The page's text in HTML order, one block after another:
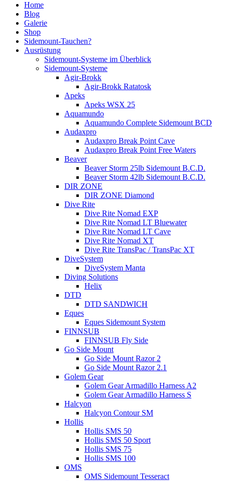
Home
Blog
Galerie
Shop
Sidemount-Tauchen?
Ausrüstung
Sidemount-Systeme im Überblick
Sidemount-Systeme
Agir-Brokk
Agir-Brokk Ratatosk
Apeks
Apeks WSX 25
Aquamundo
Aquamundo Complete Sidemount BCD
Audaxpro
Audaxpro Break Point Cave
Audaxpro Break Point Free Waters
Beaver
Beaver Storm 25lb Sidemount B.C.D.
Beaver Storm 42lb Sidemount B.C.D.
DIR ZONE
DIR ZONE Diamond
Dive Rite
Dive Rite Nomad EXP
Dive Rite Nomad LT Bluewater
Dive Rite Nomad LT Cave
Dive Rite Nomad XT
Dive Rite TransPac / TransPac XT
DiveSystem
DiveSystem Manta
Diving Solutions
Helix
DTD
DTD SANDWICH
Eques
Eques Sidemount System
FINNSUB
FINNSUB Fly Side
Go Side Mount
Go Side Mount Razor 2
Go Side Mount Razor 2.1
Golem Gear
Golem Gear Armadillo Harness A2
Golem Gear Armadillo Harness S
Halcyon
Halcyon Contour SM
Hollis
Hollis SMS 50
Hollis SMS 50 Sport
Hollis SMS 75
Hollis SMS 100
OMS
OMS Sidemount Tesseract